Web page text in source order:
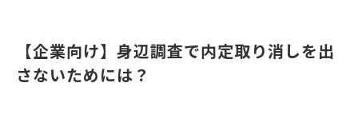
【企業向け】身辺調査で内定取り消しを出
さないためには？